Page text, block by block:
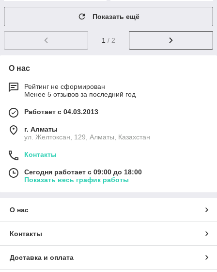
Показать ещё
1 / 2
О нас
Рейтинг не сформирован
Менее 5 отзывов за последний год
Работает с 04.03.2013
г. Алматы
ул. Желтоксан, 129, Алматы, Казахстан
Контакты
Сегодня работает с 09:00 до 18:00
Показать весь график работы
О нас
Контакты
Доставка и оплата